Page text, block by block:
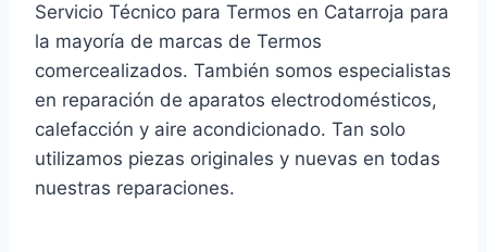
Servicio Técnico para Termos en Catarroja para
la mayoría de marcas de Termos
comercealizados. También somos especialistas
en reparación de aparatos electrodomésticos,
calefacción y aire acondicionado. Tan solo
utilizamos piezas originales y nuevas en todas
nuestras reparaciones.